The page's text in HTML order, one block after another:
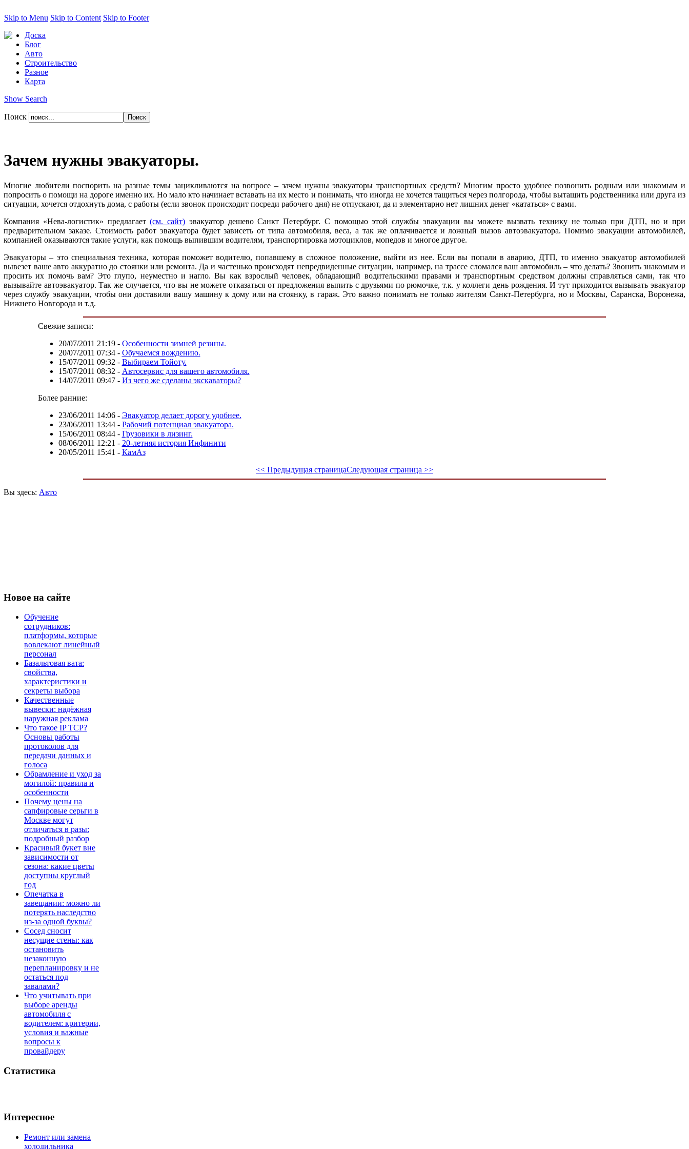
Skip to Menu Skip to Content Skip to Footer
Доска
Блог
Авто
Строительство
Разное
Карта
Show Search
Поиск
Зачем нужны эвакуаторы.
Многие любители поспорить на разные темы зацикливаются на вопросе – зачем нужны эвакуаторы транспортных средств? Многим просто удобнее позвонить родным или знакомым и
попросить о помощи на дороге именно их. Но мало кто начинает вставать на их место и понимать, что иногда не хочется тащиться через полгорода, чтобы вытащить родственника или друга из
ситуации, хочется отдохнуть дома, с работы (если звонок происходит посреди рабочего дня) не отпускают, да и элементарно нет лишних денег «кататься» с вами.
Компания «Нева-логистик» предлагает(см. сайт) эвакуатор дешево Санкт Петербург. С помощью этой службы эвакуации вы можете вызвать технику не только при ДТП, но и при
предварительном заказе. Стоимость работ эвакуатора будет зависеть от типа автомобиля, веса, а так же оплачивается и ложный вызов автоэвакуатора. Помимо эвакуации автомобилей,
компанией оказываются такие услуги, как помощь выпившим водителям, транспортировка мотоциклов, мопедов и многое другое.
Эвакуаторы – это специальная техника, которая поможет водителю, попавшему в сложное положение, выйти из нее. Если вы попали в аварию, ДТП, то именно эвакуатор автомобилей
вывезет ваше авто аккуратно до стоянки или ремонта. Да и частенько происходят непредвиденные ситуации, например, на трассе сломался ваш автомобиль – что делать? Звонить знакомым и
просить их помочь вам? Это глупо, неуместно и нагло. Вы как взрослый человек, обладающий водительскими правами и транспортным средством должны справляться сами, так что
вызывайте автоэвакуатор. Так же случается, что вы не можете отказаться от предложения выпить с друзьями по рюмочке, т.к. у коллеги день рождения. И тут приходится вызывать эвакуатор
через службу эвакуации, чтобы они доставили вашу машину к дому или на стоянку, в гараж. Это важно понимать не только жителям Санкт-Петербурга, но и Москвы, Саранска, Воронежа,
Нижнего Новгорода и т.д.
Свежие записи:
20/07/2011 21:19- Особенности зимней резины.
20/07/2011 07:34- Обучаемся вождению.
15/07/2011 09:32 - Выбираем Тойоту.
15/07/2011 08:32 - Автосервис для вашего автомобиля.
14/07/2011 09:47- Из чего же сделаны экскаваторы?
Более ранние:
23/06/2011 14:06- Эвакуатор делает дорогу удобнее.
23/06/2011 13:44- Рабочий потенциал эвакуатора.
15/06/2011 08:44- Грузовики в лизинг.
08/06/2011 12:21 - 20-летняя история Инфинити
20/05/2011 15:41 - КамАз
<< Предыдущая страницаСледующая страница >>
Вы здесь: Авто
Новое на сайте
Обучение
сотрудников:
платформы, которые
вовлекают линейный
персонал
Базальтовая вата:
свойства,
характеристики и
секреты выбора
Качественные
вывески: надёжная
наружная реклама
Что такое IP TCP?
Основы работы
протоколов для
передачи данных и
голоса
Обрамление и уход за
могилой: правила и
особенности
Почему цены на
сапфировые серьги в
Москве могут
отличаться в разы:
подробный разбор
Красивый букет вне
зависимости от
сезона: какие цветы
доступны круглый
год
Опечатка в
завещании: можно ли
потерять наследство
из-за одной буквы?
Сосед сносит
несущие стены: как
остановить
незаконную
перепланировку и не
остаться под
завалами?
Что учитывать при
выборе аренды
автомобиля с
водителем: критерии,
условия и важные
вопросы к
провайдеру
Статистика
Интересное
Ремонт или замена
холодильника